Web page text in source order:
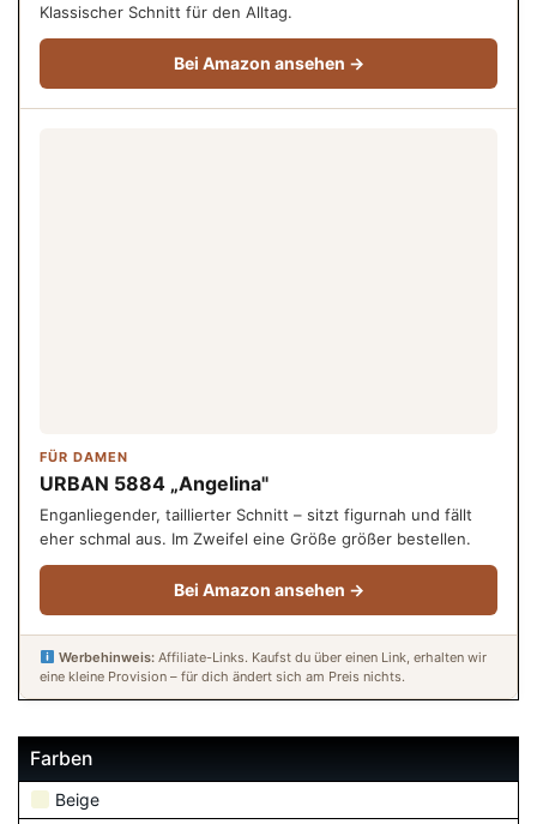
Klassischer Schnitt für den Alltag.
Bei Amazon ansehen →
FÜR DAMEN
URBAN 5884 „Angelina"
Enganliegender, taillierter Schnitt – sitzt figurnah und fällt
eher schmal aus. Im Zweifel eine Größe größer bestellen.
Bei Amazon ansehen →
Werbehinweis:Affiliate-Links. Kaufst du über einen Link, erhalten wir
eine kleine Provision – für dich ändert sich am Preis nichts.
Farben
Beige